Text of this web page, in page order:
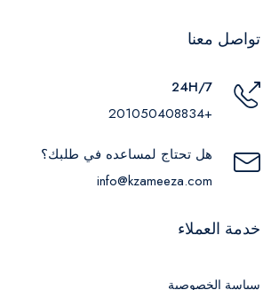
تواصل معنا
24H/7
+201050408834
هل تحتاج لمساعده في طلبك؟
info@kzameeza.com
خدمة العملاء
سياسة الخصوصية